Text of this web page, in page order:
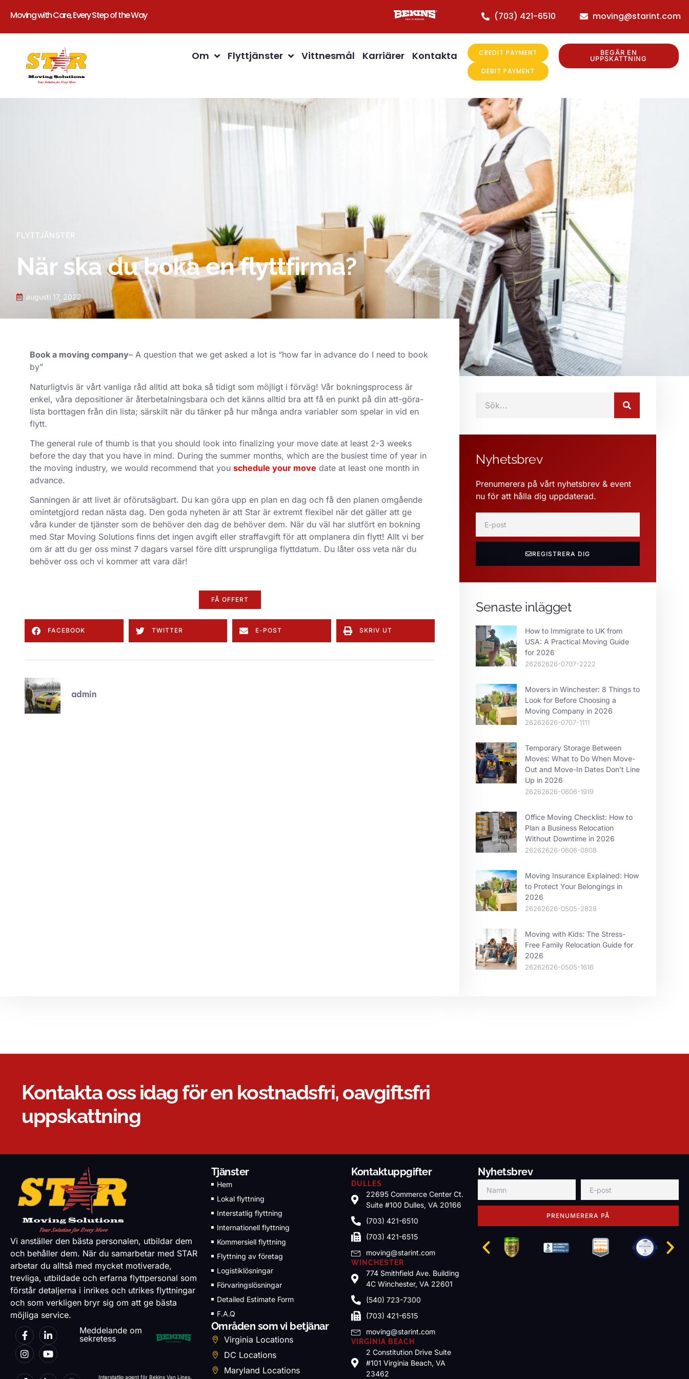
Moving with Care, Every Step of the Way (703) 421-6510 moving@starint.com
Om Flyttjänster Vittnesmål Karriärer Kontakta CREDIT PAYMENT
DEBIT PAYMENT
BEGÄR EN
UPPSKATTNING
FLYTTJÄNSTER
När ska du boka en flyttfirma?
augusti 17, 2022
Book a moving company– A question that we get asked a lot is “how far in advance do I need to book
by”
Naturligtvis är vårt vanliga råd alltid att boka så tidigt som möjligt i förväg! Vår bokningsprocess är
enkel, våra depositioner är återbetalningsbara och det känns alltid bra att få en punkt på din att-göra-
lista borttagen från din lista; särskilt när du tänker på hur många andra variabler som spelar in vid en
flytt.
The general rule of thumb is that you should look into finalizing your move date at least 2-3 weeks
before the day that you have in mind. During the summer months, which are the busiest time of year in
the moving industry, we would recommend that you schedule your move date at least one month in
advance.
Sanningen är att livet är oförutsägbart. Du kan göra upp en plan en dag och få den planen omgående
omintetgjord redan nästa dag. Den goda nyheten är att Star är extremt flexibel när det gäller att ge
våra kunder de tjänster som de behöver den dag de behöver dem. När du väl har slutfört en bokning
med Star Moving Solutions finns det ingen avgift eller straffavgift för att omplanera din flytt! Allt vi ber
om är att du ger oss minst 7 dagars varsel före ditt ursprungliga flyttdatum. Du låter oss veta när du
behöver oss och vi kommer att vara där!
FÅ OFFERT
FACEBOOK TWITTER E-POST SKRIV UT
admin
Nyhetsbrev
Prenumerera på vårt nyhetsbrev & event
nu för att hålla dig uppdaterad.
REGISTRERA DIG
Senaste inlägget
How to Immigrate to UK from
USA: A Practical Moving Guide
for 2026
26262626-0707-2222
Movers in Winchester: 8 Things to
Look for Before Choosing a
Moving Company in 2026
26262626-0707-1111
Temporary Storage Between
Moves: What to Do When Move-
Out and Move-In Dates Don’t Line
Up in 2026
26262626-0606-1919
Office Moving Checklist: How to
Plan a Business Relocation
Without Downtime in 2026
26262626-0606-0808
Moving Insurance Explained: How
to Protect Your Belongings in
2026
26262626-0505-2828
Moving with Kids: The Stress-
Free Family Relocation Guide for
2026
26262626-0505-1616
Kontakta oss idag för en kostnadsfri, oavgiftsfri
uppskattning
Vi anställer den bästa personalen, utbildar dem
och behåller dem. När du samarbetar med STAR
arbetar du alltså med mycket motiverade,
trevliga, utbildade och erfarna flyttpersonal som
förstår detaljerna i inrikes och utrikes flyttningar
och som verkligen bryr sig om att ge bästa
möjliga service.
Meddelande om
sekretess
Interstatlig agent för Bekins Van Lines,
Tjänster
Hem
Lokal flyttning
Interstatlig flyttning
Internationell flyttning
Kommersiell flyttning
Flyttning av företag
Logistiklösningar
Förvaringslösningar
Detailed Estimate Form
F.A.Q
Områden som vi betjänar
Virginia Locations
DC Locations
Maryland Locations
Kontaktuppgifter
DULLES
22695 Commerce Center Ct.
Suite #100 Dulles, VA 20166
(703) 421-6510
(703) 421-6515
moving@starint.com
WINCHESTER
774 Smithfield Ave. Building
4C Winchester, VA 22601
(540) 723-7300
(703) 421-6515
moving@starint.com
VIRGINIA BEACH
2 Constitution Drive Suite
#101 Virginia Beach, VA
23462
Nyhetsbrev
PRENUMERERA PÅ